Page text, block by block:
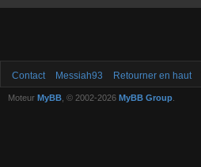
Contact Messiah93 Retourner en haut
Moteur MyBB , © 2002-2026 MyBB Group